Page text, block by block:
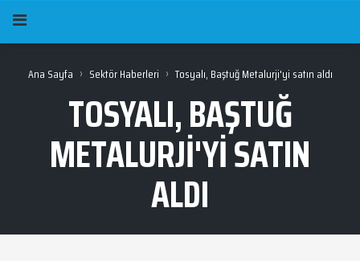
Ana Sayfa › Sektör Haberleri › Tosyalı, Baştuğ Metalurji'yi satın aldı
TOSYALI, BAŞTUĞ
METALURJI'YI SATIN
ALDI